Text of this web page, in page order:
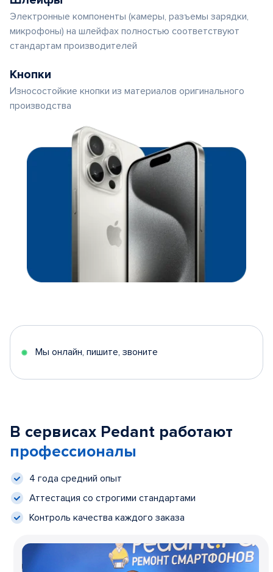
Электронные компоненты (камеры, разъемы зарядки,
микрофоны) на шлейфах полностью соответствуют
стандартам производителей
Кнопки
Износостойкие кнопки из материалов оригинального
производства
Мы онлайн, пишите, звоните
В сервисах Pedant работают
профессионалы
4 года средний опыт
Аттестация со строгими стандартами
Контроль качества каждого заказа